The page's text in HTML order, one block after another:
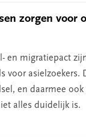
zorgen voor
en migratiepact
voor asielzoekers.
en daarmee ook
alles duidelijk is.